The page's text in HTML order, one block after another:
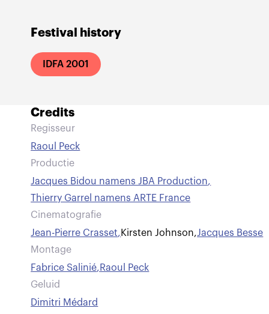
Festival history
IDFA 2001
Credits
Regisseur
Raoul Peck
Productie
Jacques Bidou namens JBA Production,
Thierry Garrel namens ARTE France
Cinematografie
Jean-Pierre Crasset, Kirsten Johnson,Jacques Besse
Montage
Fabrice Salinié,Raoul Peck
Geluid
Dimitri Médard